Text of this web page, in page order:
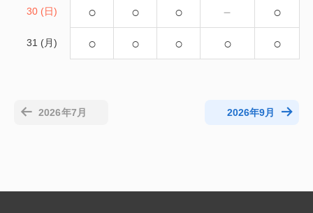
30 (日) ○ ○ ○ － ○
31 (月) ○ ○ ○ ○ ○
2026年7月 2026年9月